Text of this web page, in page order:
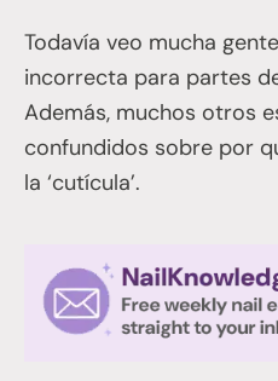
Todavía veo mucha
incorrecta para partes
Además, muchos otros
confundidos sobre por
la ‘cutícula’.